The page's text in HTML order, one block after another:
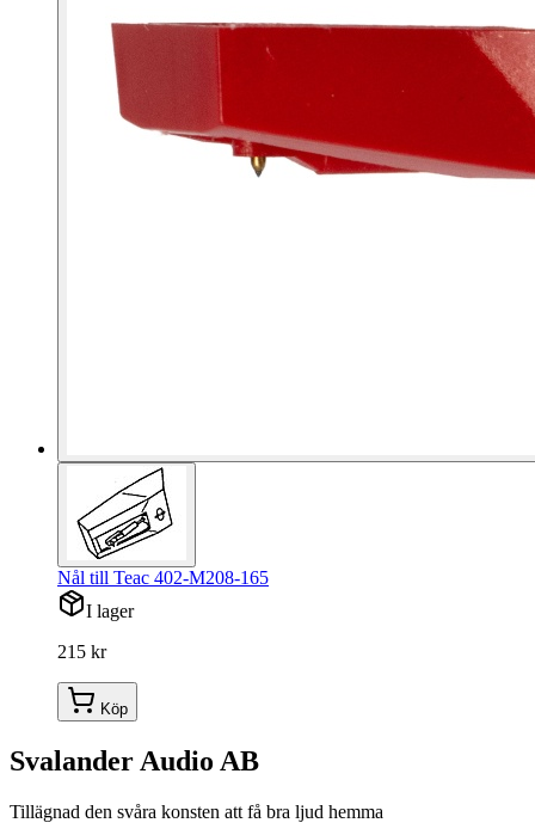
Nål till Teac 402-M208-165
I lager
215 kr
Köp
Svalander Audio AB
Tillägnad den svåra konsten att få bra ljud hemma